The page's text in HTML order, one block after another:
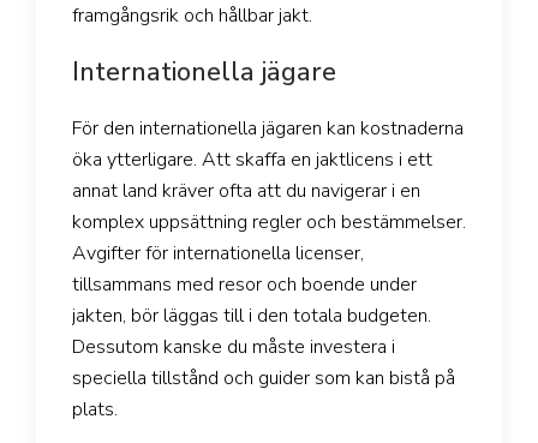
framgångsrik och hållbar jakt.
Internationella jägare
För den internationella jägaren kan kostnaderna
öka ytterligare. Att skaffa en jaktlicens i ett
annat land kräver ofta att du navigerar i en
komplex uppsättning regler och bestämmelser.
Avgifter för internationella licenser,
tillsammans med resor och boende under
jakten, bör läggas till i den totala budgeten.
Dessutom kanske du måste investera i
speciella tillstånd och guider som kan bistå på
plats.